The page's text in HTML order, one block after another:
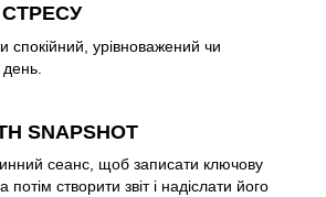
спокійний, урівноважений чи
SNAPSHOT
сеанс, щоб записати ключову
потім створити звіт і надіслати його